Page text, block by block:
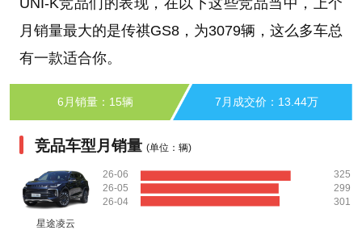
UNI-K竞品们的表现，在以下这些竞品当中，上个
月销量最大的是传祺GS8，为3079辆，这么多车总
有一款适合你。
6月销量：15辆 7月成交价：13.44万
竞品车型月销量 (单位：辆)
星途凌云
26-06
26-05
26-04
325
299
301